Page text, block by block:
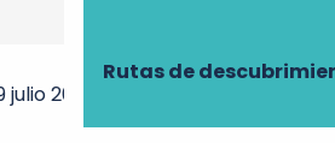
Rutas de
2026 al 16 julio 2026